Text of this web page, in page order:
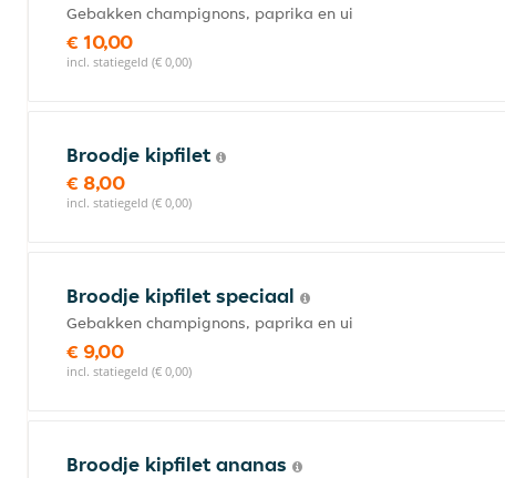
Gebakken champignons, paprika en ui
€ 10,00
incl. statiegeld (€ 0,00)
Broodje kipfilet
€ 8,00
incl. statiegeld (€ 0,00)
Broodje kipfilet speciaal
Gebakken champignons, paprika en ui
€ 9,00
incl. statiegeld (€ 0,00)
Broodje kipfilet ananas